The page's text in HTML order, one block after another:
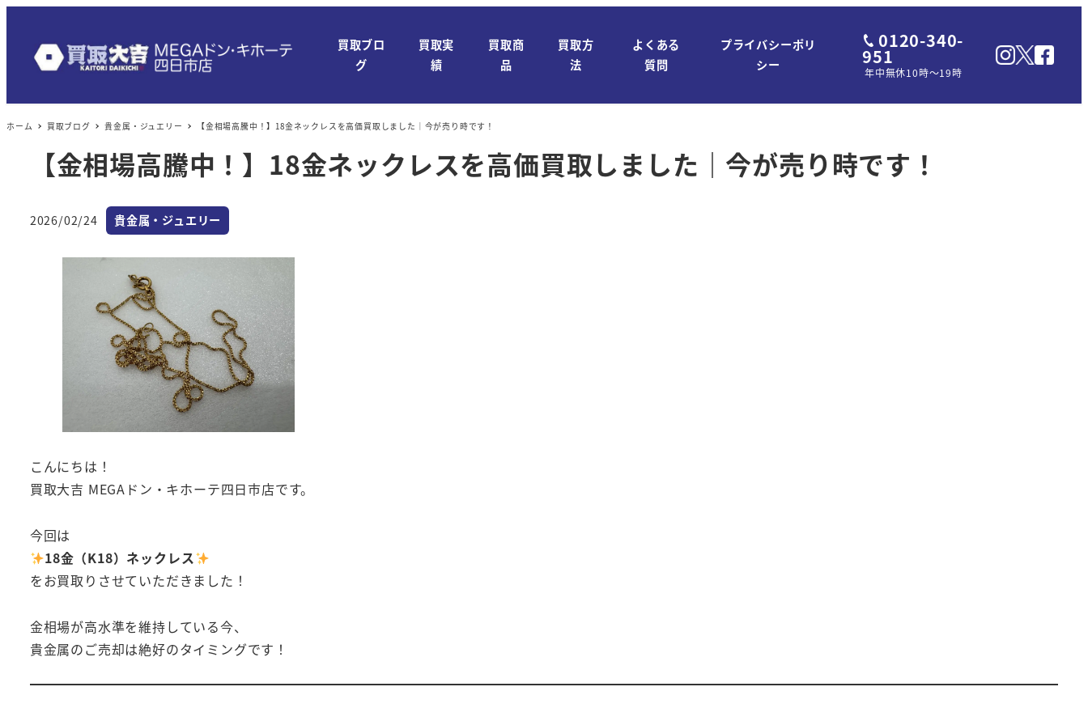
買取ブロ
グ
買取実
績
買取商
品
買取方
法
よくある
質問
プライバシーポリ
シー
0120-340-
951
年中無休10時～19時
ホーム 買取ブログ 貴金属・ジュエリー 【金相場高騰中！】18金ネックレスを高価買取しました｜今が売り時です！
【金相場高騰中！】18金ネックレスを高価買取しました｜今が売り時です！
投稿日
2026/02/24 カテゴリー
貴金属・ジュエリー
こんにちは！
買取大吉 MEGAドン・キホーテ四日市店です。
今回は
18金（K18）ネックレス
をお買取りさせていただきました！
金相場が高水準を維持している今、
貴金属のご売却は絶好のタイミングです！